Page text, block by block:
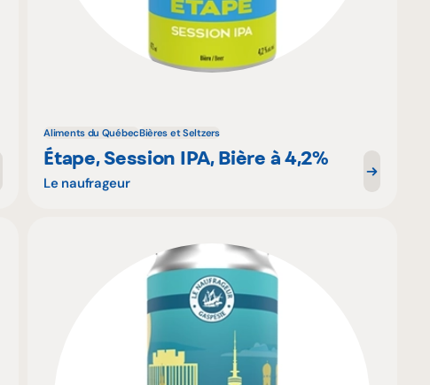
Aliments du QuébecBières et Seltzers
Étape, Session IPA, Bière à 4,2%
Le naufrageur